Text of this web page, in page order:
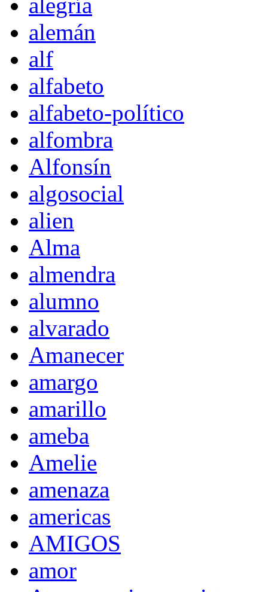
alegría
alemán
alf
alfabeto
alfabeto-político
alfombra
Alfonsín
algosocial
alien
Alma
almendra
alumno
alvarado
Amanecer
amargo
amarillo
ameba
Amelie
amenaza
americas
AMIGOS
amor